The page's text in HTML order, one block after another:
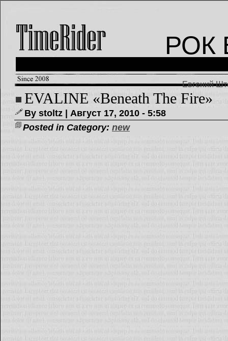
РОК
Евгений
EVALINE «Beneath The Fire»
By stoltz | Август 17, 2010 - 5:58
Posted in Category: new